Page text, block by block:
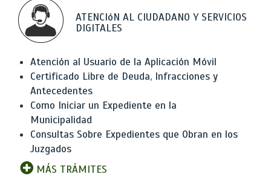
ATENCIóN AL CIUDADANO Y SERVICIOS
DIGITALES
Atención al Usuario de la Aplicación Móvil
Certificado Libre de Deuda, Infracciones y
Antecedentes
Como Iniciar un Expediente en la
Municipalidad
Consultas Sobre Expedientes que Obran en los
Juzgados
MÁS TRÁMITES